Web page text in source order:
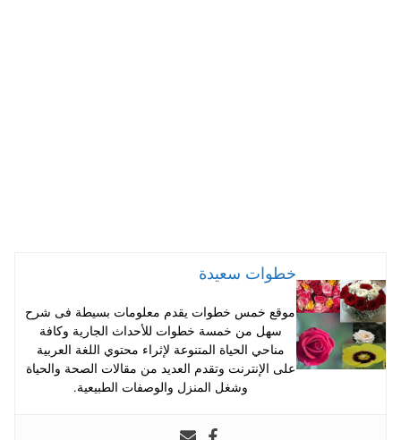
خطوات سعيدة
موقع خمس خطوات يقدم معلومات بسيطة فى شرح
سهل من خمسة خطوات للأحداث الجارية وكافة
مناحي الحياة المتنوعة لإثراء محتوي اللغة العربية
على الإنترنت وتقدم العديد من مقالات الصحة والحياة
وشغل المنزل والوصفات الطبيعية.